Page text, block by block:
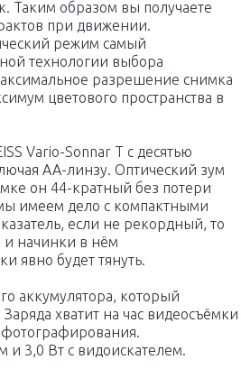
Таким образом вы получаете
при движении.
режим самый
технологии выбора
разрешение снимка
цветового пространства в
Vario-Sonnar T с десятью
AA-линзу. Оптический зум
он 44-кратный без потери
мы имеем дело с компактными
если не рекордный, то
и начинки в нём
явно будет тянуть.
аккумулятора, который
хватит на час видеосъёмки
фотографирования.
3,0 Вт с видоискателем.